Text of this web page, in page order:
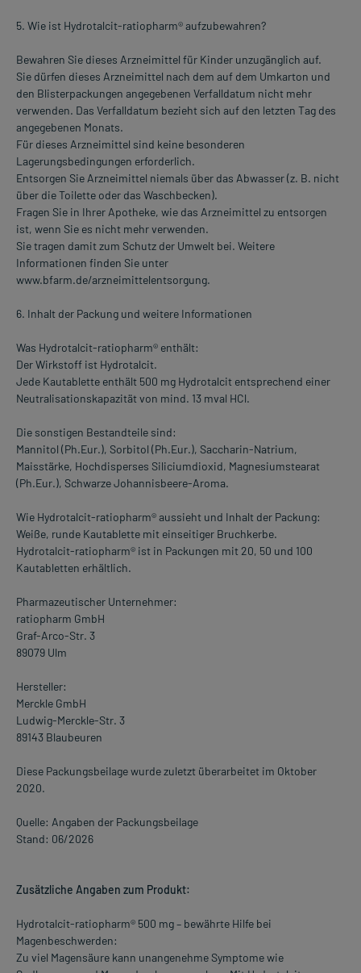
5. Wie ist Hydrotalcit-ratiopharm® aufzubewahren?
Bewahren Sie dieses Arzneimittel für Kinder unzugänglich auf.
Sie dürfen dieses Arzneimittel nach dem auf dem Umkarton und
den Blisterpackungen angegebenen Verfalldatum nicht mehr
verwenden. Das Verfalldatum bezieht sich auf den letzten Tag des
angegebenen Monats.
Für dieses Arzneimittel sind keine besonderen
Lagerungsbedingungen erforderlich.
Entsorgen Sie Arzneimittel niemals über das Abwasser (z. B. nicht
über die Toilette oder das Waschbecken).
Fragen Sie in Ihrer Apotheke, wie das Arzneimittel zu entsorgen
ist, wenn Sie es nicht mehr verwenden.
Sie tragen damit zum Schutz der Umwelt bei. Weitere
Informationen finden Sie unter
www.bfarm.de/arzneimittelentsorgung.
6. Inhalt der Packung und weitere Informationen
Was Hydrotalcit-ratiopharm® enthält:
Der Wirkstoff ist Hydrotalcit.
Jede Kautablette enthält 500 mg Hydrotalcit entsprechend einer
Neutralisationskapazität von mind. 13 mval HCl.
Die sonstigen Bestandteile sind:
Mannitol (Ph.Eur.), Sorbitol (Ph.Eur.), Saccharin-Natrium,
Maisstärke, Hochdisperses Siliciumdioxid, Magnesiumstearat
(Ph.Eur.), Schwarze Johannisbeere-Aroma.
Wie Hydrotalcit-ratiopharm® aussieht und Inhalt der Packung:
Weiße, runde Kautablette mit einseitiger Bruchkerbe.
Hydrotalcit-ratiopharm® ist in Packungen mit 20, 50 und 100
Kautabletten erhältlich.
Pharmazeutischer Unternehmer:
ratiopharm GmbH
Graf-Arco-Str. 3
89079 Ulm
Hersteller:
Merckle GmbH
Ludwig-Merckle-Str. 3
89143 Blaubeuren
Diese Packungsbeilage wurde zuletzt überarbeitet im Oktober
2020.
Quelle: Angaben der Packungsbeilage
Stand: 06/2026
Zusätzliche Angaben zum Produkt:
Hydrotalcit-ratiopharm® 500 mg – bewährte Hilfe bei
Magenbeschwerden:
Zu viel Magensäure kann unangenehme Symptome wie